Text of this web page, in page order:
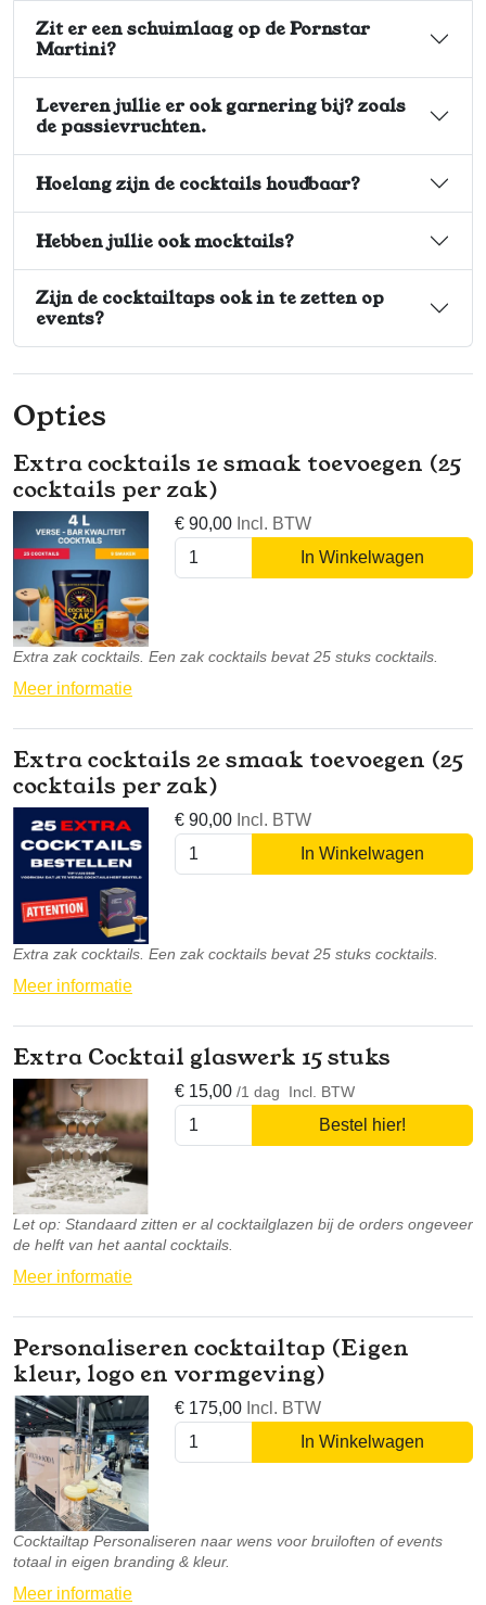
Zit er een schuimlaag op de Pornstar
Martini?
Leveren jullie er ook garnering bij? zoals
de passievruchten.
Hoelang zijn de cocktails houdbaar?
Hebben jullie ook mocktails?
Zijn de cocktailtaps ook in te zetten op
events?
Opties
Extra cocktails 1e smaak toevoegen (25
cocktails per zak)
€ 90,00 Incl. BTW
In Winkelwagen
Extra zak cocktails. Een zak cocktails bevat 25 stuks cocktails.
Meer informatie
Extra cocktails 2e smaak toevoegen (25
cocktails per zak)
€ 90,00 Incl. BTW
In Winkelwagen
Extra zak cocktails. Een zak cocktails bevat 25 stuks cocktails.
Meer informatie
Extra Cocktail glaswerk 15 stuks
€ 15,00 /1 dag Incl. BTW
Bestel hier!
Let op: Standaard zitten er al cocktailglazen bij de orders ongeveer
de helft van het aantal cocktails.
Meer informatie
Personaliseren cocktailtap (Eigen
kleur, logo en vormgeving)
€ 175,00 Incl. BTW
In Winkelwagen
Cocktailtap Personaliseren naar wens voor bruiloften of events
totaal in eigen branding & kleur.
Meer informatie